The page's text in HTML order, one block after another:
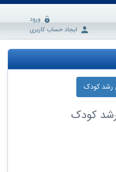
ورود
ایجاد حساب کاربری
رشد کودک
کودک